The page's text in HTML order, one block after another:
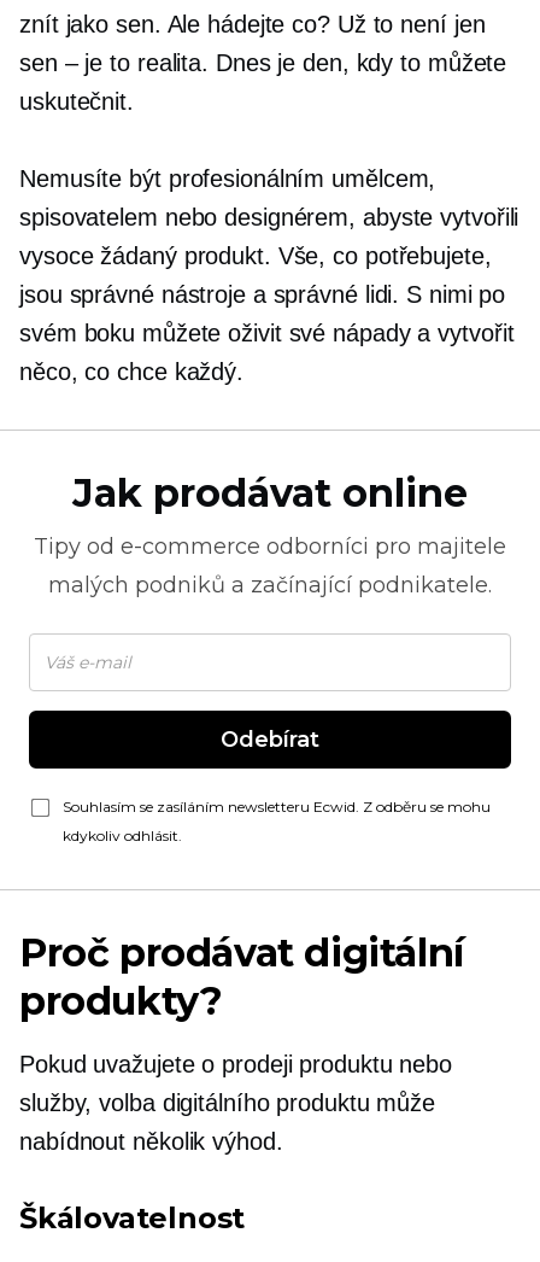
znít jako sen. Ale hádejte co? Už to není jen
sen – je to realita. Dnes je den, kdy to můžete
uskutečnit.
Nemusíte být profesionálním umělcem,
spisovatelem nebo designérem, abyste vytvořili
vysoce žádaný produkt. Vše, co potřebujete,
jsou správné nástroje a správné lidi. S nimi po
svém boku můžete oživit své nápady a vytvořit
něco, co chce každý.
Jak prodávat online
Tipy od e-commerce odborníci pro majitele
malých podniků a začínající podnikatele.
Odebírat
Souhlasím se zasíláním newsletteru Ecwid. Z odběru se mohu
kdykoliv odhlásit.
Proč prodávat digitální
produkty?
Pokud uvažujete o prodeji produktu nebo
služby, volba digitálního produktu může
nabídnout několik výhod.
Škálovatelnost